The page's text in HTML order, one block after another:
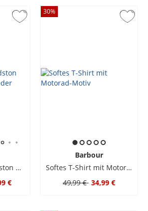
Chukka Boots Hadston aus weichem Wildleder
€
30%
Barbour
Softes T-Shirt mit Motorad-Motiv
49,99 € 34,99 €